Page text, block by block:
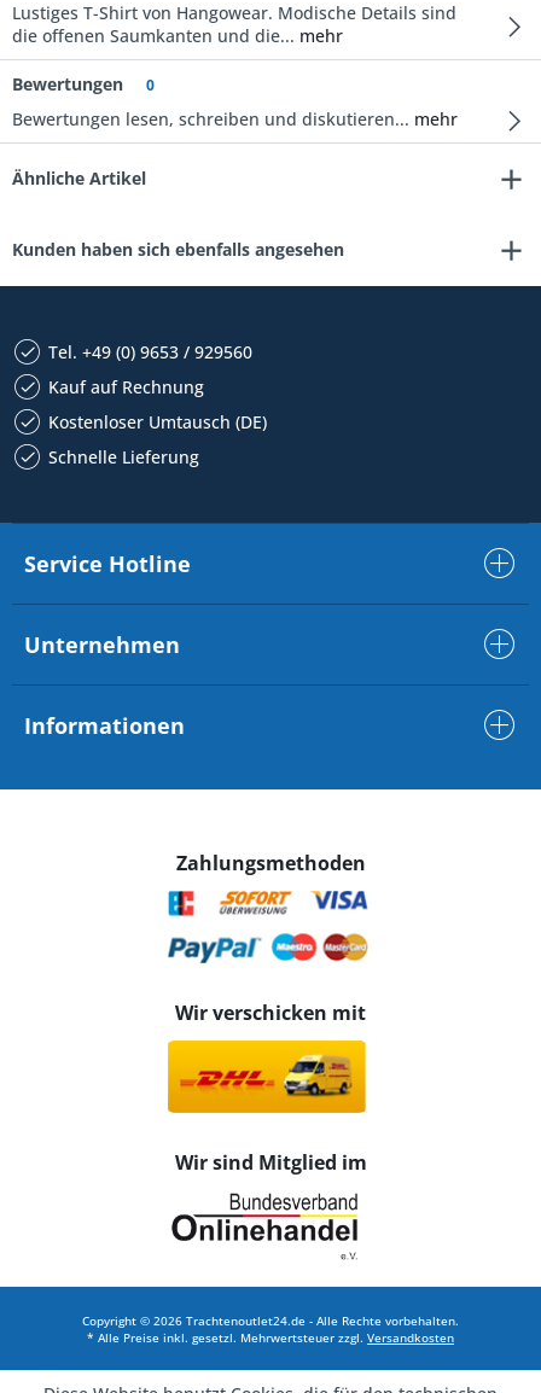
Lustiges T-Shirt von Hangowear. Modische Details sind
die offenen Saumkanten und die... mehr
Bewertungen 0
Bewertungen lesen, schreiben und diskutieren... mehr
Ähnliche Artikel
Kunden haben sich ebenfalls angesehen
Tel. +49 (0) 9653 / 929560
Kauf auf Rechnung
Kostenloser Umtausch (DE)
Schnelle Lieferung
Service Hotline
Unternehmen
Informationen
Zahlungsmethoden
Wir verschicken mit
Wir sind Mitglied im
Copyright © 2026 Trachtenoutlet24.de - Alle Rechte vorbehalten.
* Alle Preise inkl. gesetzl. Mehrwertsteuer zzgl. Versandkosten